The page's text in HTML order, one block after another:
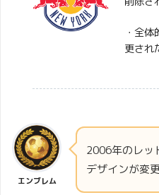
・全
更され
エンブレム
2006年のレッ
デザインが変